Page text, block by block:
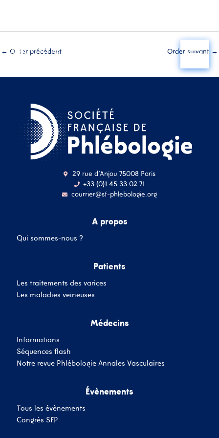
← Order précédent Order suivant →
29 rue d'Anjou 75008 Paris
+33 (0)1 45 33 02 71
courrier@sf-phlebologie.org
A propos
Qui sommes-nous ?
Patients
Les traitements des varices
Les maladies veineuses
Médecins
Informations
Séquences flash
Notre revue Phlébologie Annales Vasculaires
Évènements
Tous les évènements
Congrès SFP
adresse mail
Se souvenir de moi
SE CONNECTER
Inscrivez-Vous